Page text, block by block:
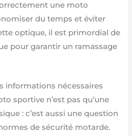
une moto
du temps et éviter
optique, il est primordial de
pour garantir un ramassage
informations nécessaires
sportive n’est pas qu’une
: c’est aussi une question
de sécurité motarde.